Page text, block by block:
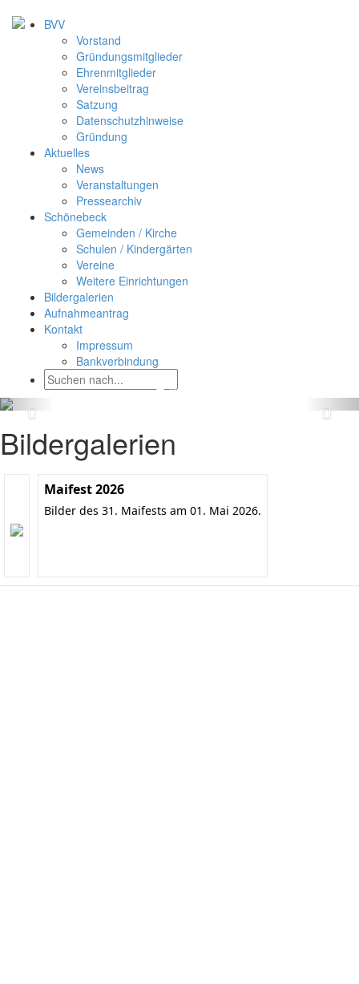
BVV
Vorstand
Gründungsmitglieder
Ehrenmitglieder
Vereinsbeitrag
Satzung
Datenschutzhinweise
Gründung
Aktuelles
News
Veranstaltungen
Pressearchiv
Schönebeck
Gemeinden / Kirche
Schulen / Kindergärten
Vereine
Weitere Einrichtungen
Bildergalerien
Aufnahmeantrag
Kontakt
Impressum
Bankverbindung
Bildergalerien
Maifest 2026
Bilder des 31. Maifests am 01. Mai 2026.